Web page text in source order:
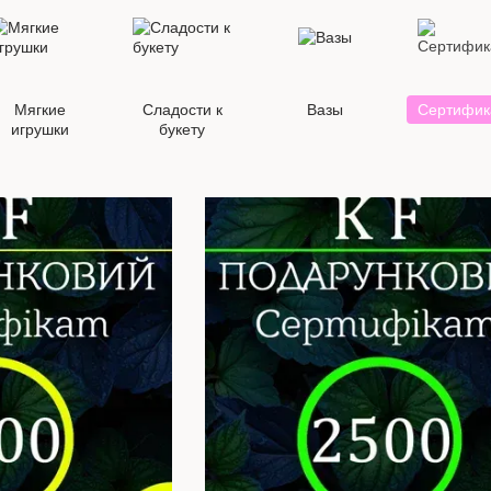
Мягкие
игрушки
Сладости к
букету
Вазы